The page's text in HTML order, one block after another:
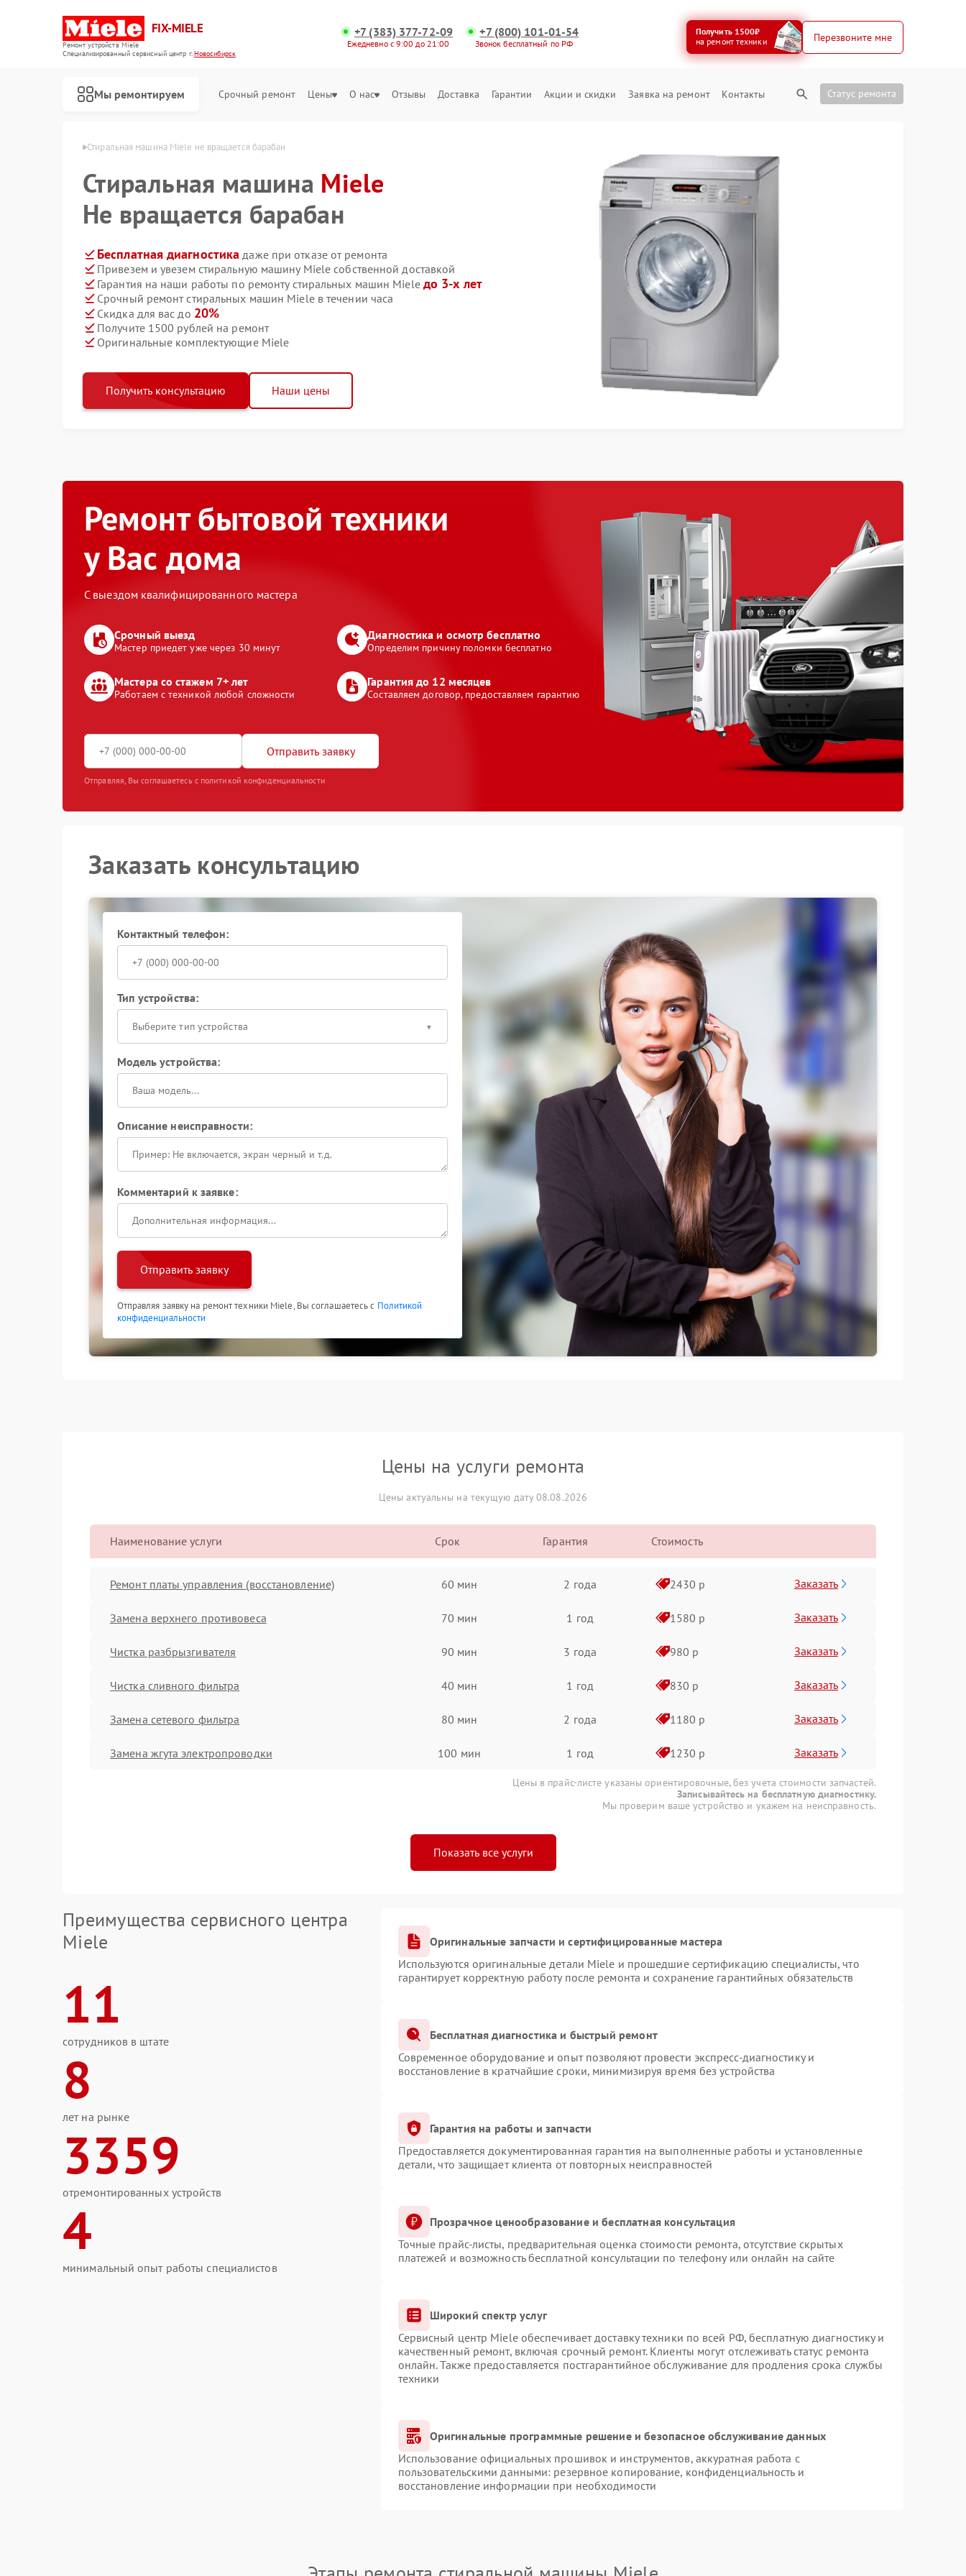
FIX-MIELE
Ремонт устройств Miele
Специализированный cервисный центр г.Новосибирск
+7 (383) 377-72-09
Ежедневно с 9:00 до 21:00
+7 (800) 101-01-54
Звонок бесплатный по РФ
Получить 1500₽
на ремонт техники
Перезвоните мне
Мы ремонтируем Срочный ремонт Цены О нас Отзывы Доставка Гарантии Акции и скидки Заявка на ремонт Контакты Статус ремонта
в Новосибирске Стиральная машина Miele не вращается барабан
Стиральная машина Miele
Не вращается барабан
Бесплатная диагностика даже при отказе от ремонта
Привезем и увезем стиральную машину Miele собственной доставкой
Гарантия на наши работы по ремонту стиральных машин Miele до 3-х лет
Срочный ремонт стиральных машин Miele в течении часа
Скидка для вас до 20%
Получите 1500 рублей на ремонт
Оригинальные комплектующие Miele
Получить консультацию Наши цены
Ремонт бытовой техники
у Вас дома
С выездом квалифицированного мастера
Срочный выезд
Мастер приедет уже через 30 минут
Диагностика и осмотр бесплатно
Определим причину поломки бесплатно
Мастера со стажем 7+ лет
Работаем с техникой любой сложности
Гарантия до 12 месяцев
Составляем договор, предоставляем гарантию
Отправить заявку
Отправляя, Вы соглашаетесь с политикой конфиденциальности
Заказать консультацию
Контактный телефон:
Тип устройства:
Выберите тип устройства
Модель устройства:
Описание неисправности:
Комментарий к заявке:
Отправить заявку
Отправляя заявку на ремонт техники Miele, Вы соглашаетесь с Политикой
конфиденциальности
Цены на услуги ремонта
Цены актуальны на текущую дату 08.08.2026
Наименование услуги Срок Гарантия Стоимость
Ремонт платы управления (восстановление) 60 мин 2 года 2430 р Заказать
Замена верхнего противовеса 70 мин 1 год 1580 р Заказать
Чистка разбрызгивателя 90 мин 3 года 980 р Заказать
Чистка сливного фильтра 40 мин 1 год 830 р Заказать
Замена сетевого фильтра 80 мин 2 года 1180 р Заказать
Замена жгута электропроводки 100 мин 1 год 1230 р Заказать
Цены в прайс-листе указаны ориентировочные, без учета стоимости запчастей.
Записывайтесь на бесплатную диагностику.
Мы проверим ваше устройство и укажем на неисправность.
Показать все услуги
Преимущества сервисного центра
Miele
11
сотрудников в штате
8
лет на рынке
3359
отремонтированных устройств
4
минимальный опыт работы специалистов
Оригинальные запчасти и сертифицированные мастера
Используются оригинальные детали Miele и прошедшие сертификацию специалисты, что
гарантирует корректную работу после ремонта и сохранение гарантийных обязательств
Бесплатная диагностика и быстрый ремонт
Современное оборудование и опыт позволяют провести экспресс-диагностику и
восстановление в кратчайшие сроки, минимизируя время без устройства
Гарантия на работы и запчасти
Предоставляется документированная гарантия на выполненные работы и установленные
детали, что защищает клиента от повторных неисправностей
Прозрачное ценообразование и бесплатная консультация
Точные прайс-листы, предварительная оценка стоимости ремонта, отсутствие скрытых
платежей и возможность бесплатной консультации по телефону или онлайн на сайте
Широкий спектр услуг
Сервисный центр Miele обеспечивает доставку техники по всей РФ, бесплатную диагностику и
качественный ремонт, включая срочный ремонт. Клиенты могут отслеживать статус ремонта
онлайн. Также предоставляется постгарантийное обслуживание для продления срока службы
техники
Оригинальные программные решение и безопасное обслуживание данных
Использование официальных прошивок и инструментов, аккуратная работа с
пользовательскими данными: резервное копирование, конфиденциальность и
восстановление информации при необходимости